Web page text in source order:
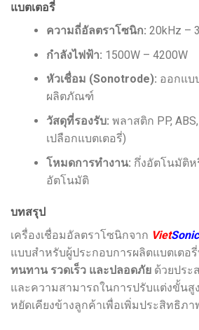
แบตเตอรี่
ความถี่อัลตราโซนิก: 20kHz –
กำลังไฟฟ้า: 1500W – 4200W
หัวเชื่อม (Sonotrode): ออกแบ
ผลิตภัณฑ์
วัสดุที่รองรับ: พลาสติก PP,
เปลือกแบตเตอรี่)
โหมดการทำงาน: กึ่งอัตโนมัติห
อัตโนมัติ
บทสรุป
เครื่องเชื่อมอัลตราโซนิกจาก VietSonic
แบบสำหรับผู้ประกอบการผลิตแบตเตอ
ทนทาน รวดเร็ว และปลอดภัย ด้วยปร
และความสามารถในการปรับแต่งขั้นสูง
หยัดเคียงข้างลูกค้าเพื่อเพิ่มประสิทธิภ